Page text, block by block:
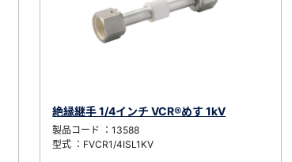
絶縁継手 1/4インチ VCR®めす 1kV
製品コード ：13588
型式 ：FVCR1/4ISL1KV